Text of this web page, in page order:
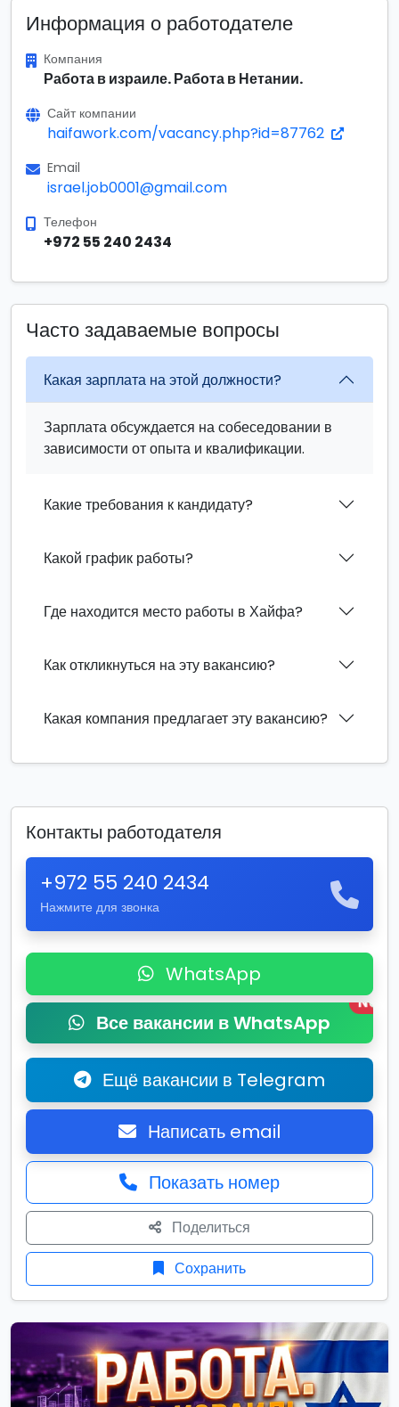
Информация о работодателе
Компания
Работа в израиле. Работа в Нетании.
Сайт компании
haifawork.com/vacancy.php?id=87762
Email
israel.job0001@gmail.com
Телефон
+972 55 240 2434
Часто задаваемые вопросы
Какая зарплата на этой должности?
Зарплата обсуждается на собеседовании в
зависимости от опыта и квалификации.
Какие требования к кандидату?
Какой график работы?
Где находится место работы в Хайфа?
Как откликнуться на эту вакансию?
Какая компания предлагает эту вакансию?
Контакты работодателя
+972 55 240 2434
Нажмите для звонка
WhatsApp
Все вакансии в WhatsApp
New
Ещё вакансии в Telegram
Написать email
Показать номер
Поделиться
Сохранить